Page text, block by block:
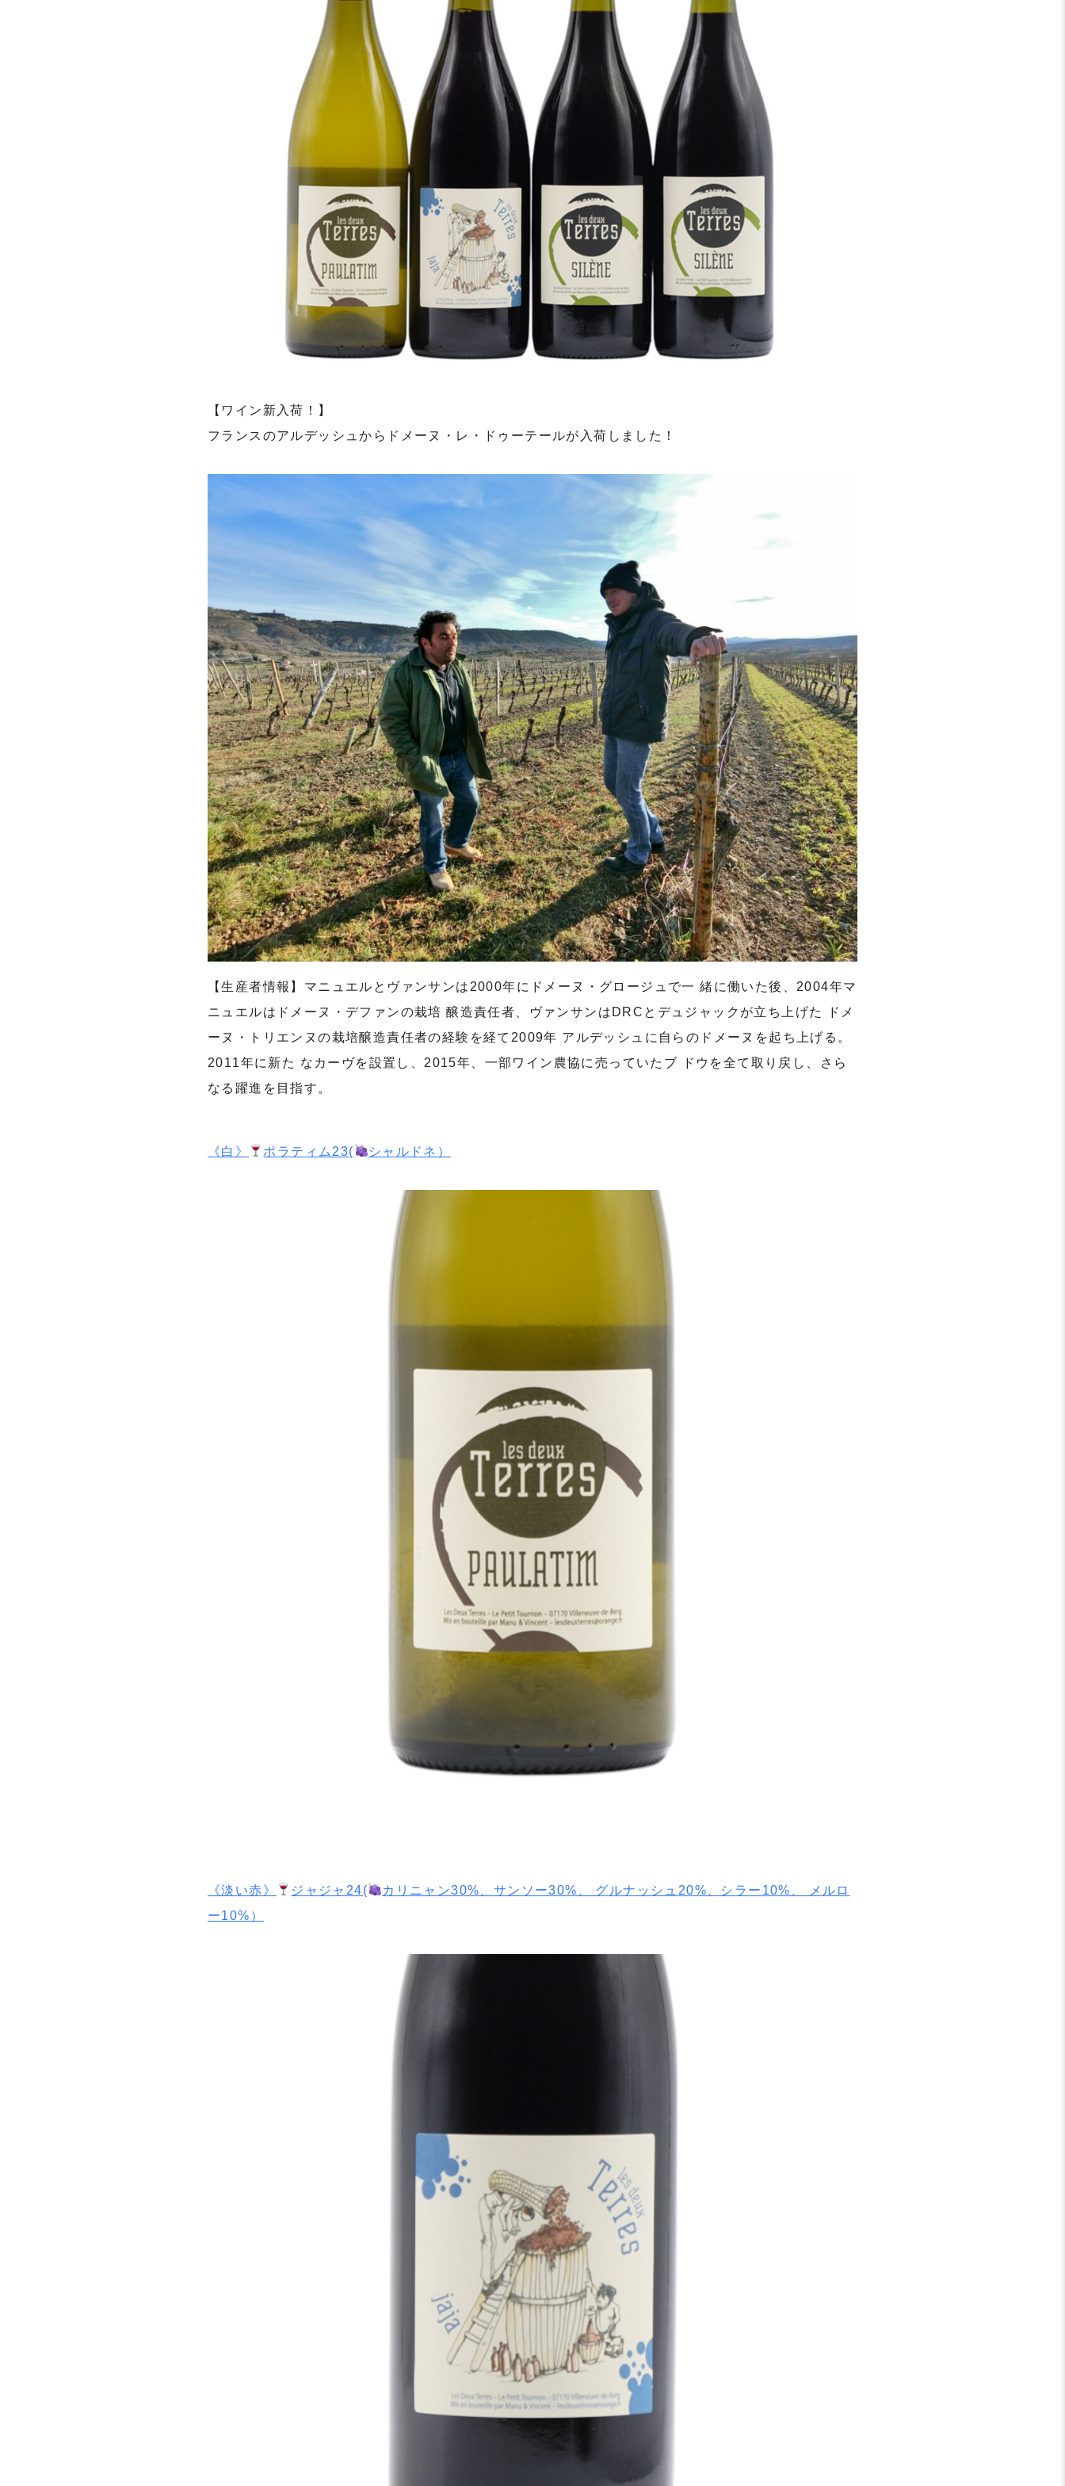
【ワイン新入荷！】
フランスのアルデッシュからドメーヌ・レ・ドゥーテールが入荷しました！
【生産者情報】マニュエルとヴァンサンは2000年にドメーヌ・グロージュで一 緒に働いた後、2004年マ
ニュエルはドメーヌ・デファンの栽培 醸造責任者、ヴァンサンはDRCとデュジャックが立ち上げた ドメ
ーヌ・トリエンヌの栽培醸造責任者の経験を経て2009年 アルデッシュに自らのドメーヌを起ち上げる。
2011年に新た なカーヴを設置し、2015年、一部ワイン農協に売っていたブ ドウを全て取り戻し、さら
なる躍進を目指す。
《白》 ポラティム23( シャルドネ）
《淡い赤》 ジャジャ24(
カリニャン30%、サンソー30%、 グルナッシュ20%、シラー10%、 メルロ
ー10%）